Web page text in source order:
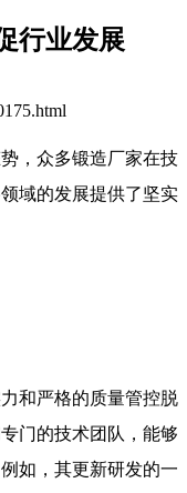
行业发展
，众多锻造厂家在技
域的发展提供了坚实
和严格的质量管控脱
门的技术团队，能够
如，其更新研发的一